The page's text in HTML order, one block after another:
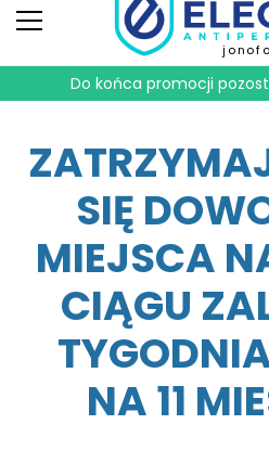
Do końca promocji
SIĘ
MIEJSCA
CIĄGU
NA 11